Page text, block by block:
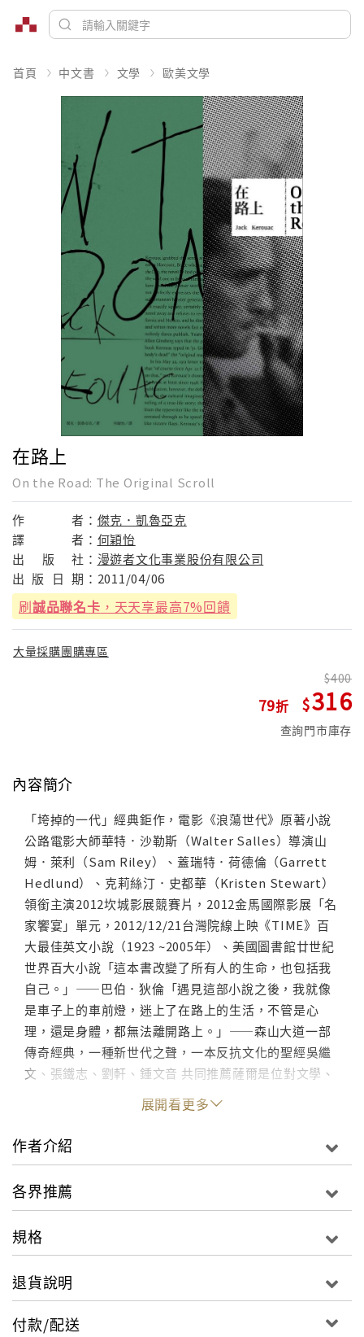
首頁 中文書 文學 歐美文學
在路上
On the Road: The Original Scroll
作 者： 傑克．凱魯亞克
譯
者： 何穎怡
出
版 社： 漫遊者文化事業股份有限公司
出 版 日 期： 2011/04/06
刷誠品聯名卡 ，天天享最高7%回饋
大量採購團購專區
79
400
316
查詢門市庫存
內容簡介
「垮掉的一代」經典鉅作，電影《浪蕩世代》原著小說
公路電影大師華特．沙勒斯（Walter Salles）導演山
姆．萊利（Sam Riley）、蓋瑞特．荷德倫（Garrett
Hedlund）、克莉絲汀．史都華（Kristen Stewart）
領銜主演2012坎城影展競賽片，2012金馬國際影展「名
家饗宴」單元，2012/12/21台灣院線上映《TIME》百
大最佳英文小說（1923 ~2005年）、美國圖書館廿世紀
世界百大小說「這本書改變了所有人的生命，也包括我
自己。」——巴伯．狄倫「遇見這部小說之後，我就像
是車子上的車前燈，迷上了在路上的生活，不管是心
理，還是身體，都無法離開路上。」——森山大道一部
傳奇經典，一種新世代之聲，一本反抗文化的聖經吳繼
文、張鐵志、劉軒、鍾文音 共同推薦薩爾是位對文學、
爵士樂和女人充滿好奇的年輕作家，他在紐約有一群瘋
狂的波希米亞好友，成天談論文藝創作，直到富於熱情
與野性的狄恩加入這個圈子，薩爾的生活也面臨轉變契
機：他決定追隨狄恩「在路上」的步伐，實現西部之旅
全書以薩爾第一人稱描述，他與狄恩等人四度驅車橫跨
的奔走，在路上體察流浪漢、農民、工人、少數族裔的
官境界；在放蕩不安的生活基調之中，他們盡情地燃燒
自我與探索世界，獲得絕對的靈魂自由。這是一部自傳
體小說。1951年，將近卅歲的凱魯亞克花了短短三星期
展開看更多
作者介紹
各界推薦
規格
退貨說明
付款/配送